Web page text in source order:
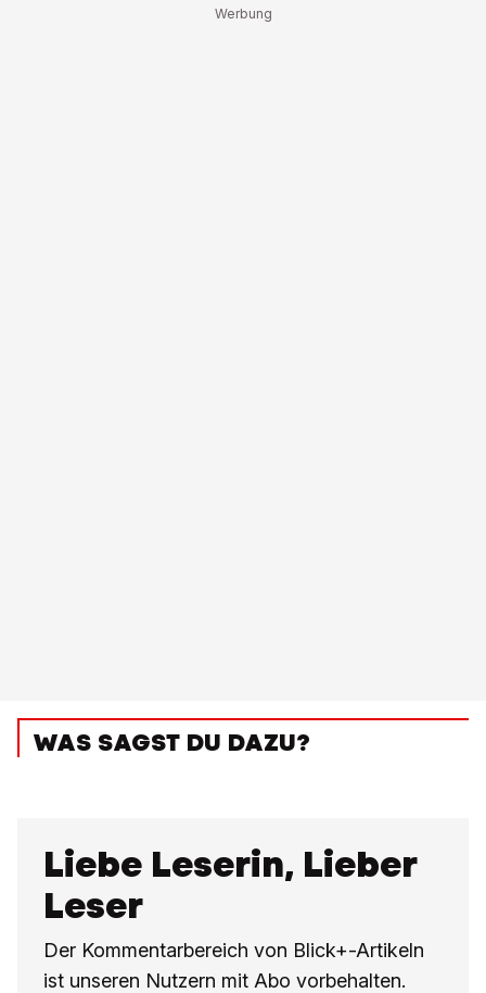
WAS SAGST DU DAZU?
Liebe Leserin, Lieber
Leser
Der Kommentarbereich von Blick+-Artikeln
ist unseren Nutzern mit Abo vorbehalten.